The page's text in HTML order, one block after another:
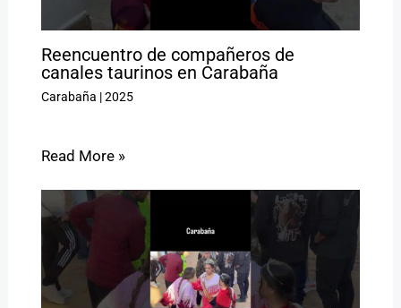
Reencuentro de compañeros de
canales taurinos en Carabaña
Carabaña |2025
Read More »